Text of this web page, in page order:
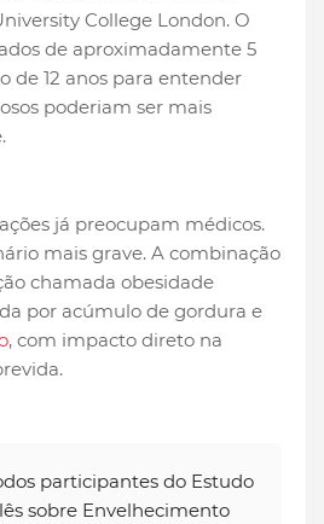
College London. O
de aproximadamente 5
de 12 anos para entender
poderiam ser mais
já preocupam médicos.
mais grave. A combinação
chamada obesidade
por acúmulo de gordura e
, com impacto direto na
participantes do Estudo
sobre Envelhecimento